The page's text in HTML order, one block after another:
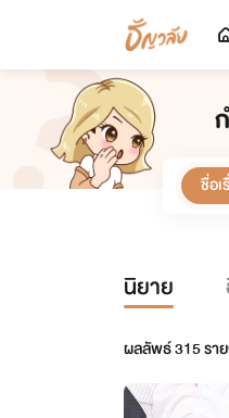
ชื่อเ
นิยาย
ผลลัพธ์315รา